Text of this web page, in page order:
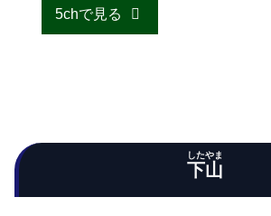
5chで見る
下山
したやま